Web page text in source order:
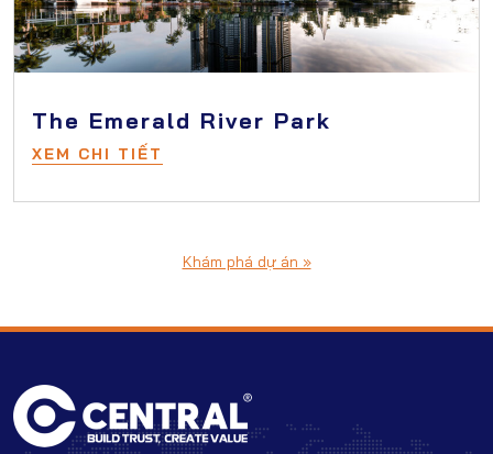
The Emerald River Park
XEM CHI TIẾT
Khám phá dự án »